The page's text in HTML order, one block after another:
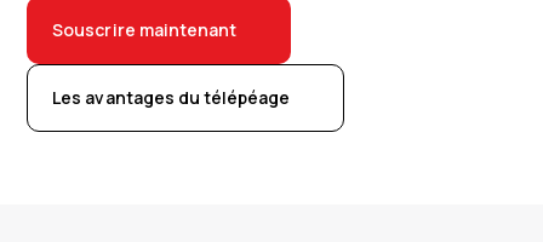
Souscrire maintenant
Les avantages du télépéage